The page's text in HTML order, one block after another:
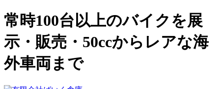
常時100台以上のバイクを展
示・販売・50ccからレアな海
外車両まで